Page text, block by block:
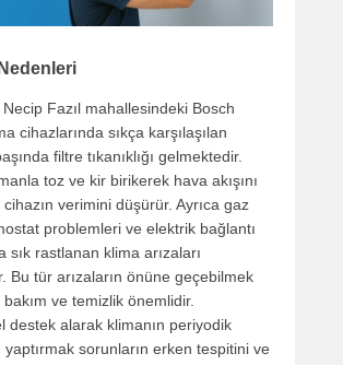
Fazıl mahallesindeki Bosch
cihazlarında sıkça karşılaşılan
filtre tıkanıklığı gelmektedir.
toz ve kir birikerek hava akışını
verimini düşürür. Ayrıca gaz
problemleri ve elektrik bağlantı
sık rastlanan klima arızaları
Bu tür arızaların önüne geçebilmek
ve temizlik önemlidir.
destek alarak klimanın periyodik
yaptırmak sorunların erken tespitini ve